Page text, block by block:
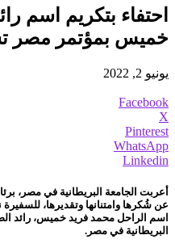
احتفاء بتكريم اسم
خميس بمؤتمر مصر
يونيو 2, 2022
Facebook
X
Pinterest
WhatsApp
Linkedin
أعربت الجامعة البريطانية في مصر،
عن شُكرها وامتنانها وتقديرها، للسفيرة
اسم الراحل محمد فريد خميس، رائد
البريطانية في مصر.